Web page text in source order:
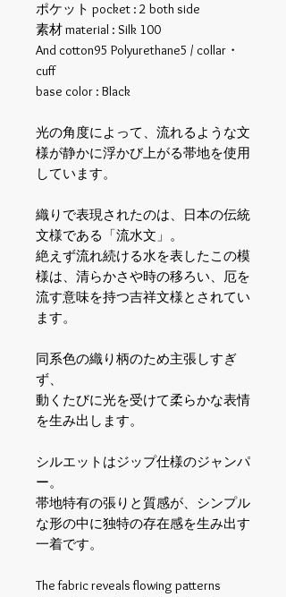
ポケット pocket : 2 both side
素材 material : Silk 100
And cotton95 Polyurethane5 / collar ・
cuff
base color : Black
光の角度によって、流れるような文
様が静かに浮かび上がる帯地を使用
しています。
織りで表現されたのは、日本の伝統
文様である「流水文」。
絶えず流れ続ける水を表したこの模
様は、清らかさや時の移ろい、厄を
流す意味を持つ吉祥文様とされてい
ます。
同系色の織り柄のため主張しすぎ
ず、
動くたびに光を受けて柔らかな表情
を生み出します。
シルエットはジップ仕様のジャンパ
ー。
帯地特有の張りと質感が、シンプル
な形の中に独特の存在感を生み出す
一着です。
The fabric reveals flowing patterns